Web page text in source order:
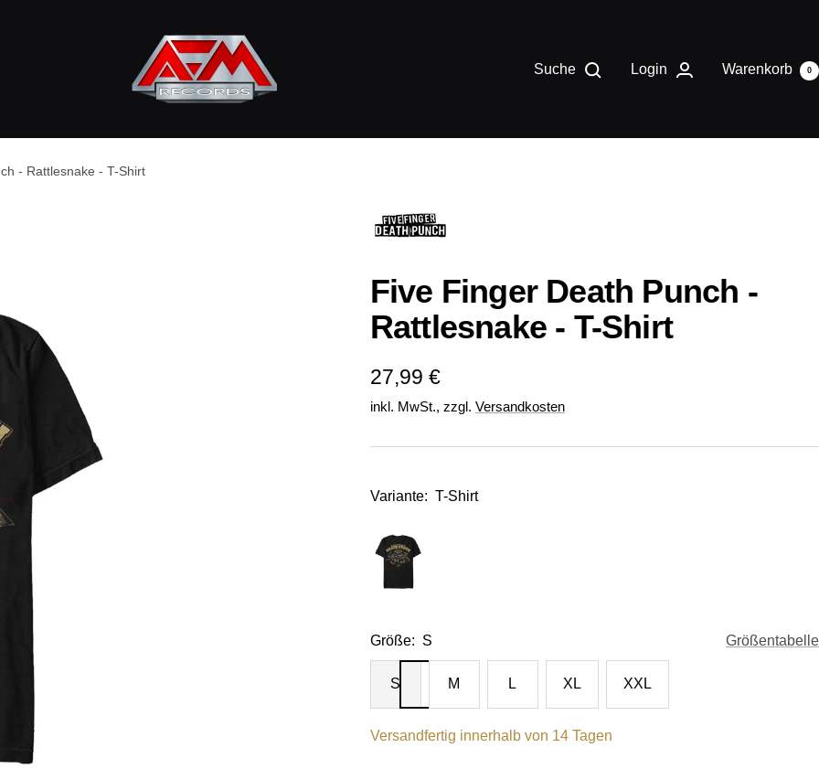
Records
Suche Login Warenkorb 0
- Rattlesnake - T-Shirt
Five Finger Death Punch -
Rattlesnake - T-Shirt
Angebotspreis
27,99 €
inkl. MwSt., zzgl. Versandkosten
Variante: T-Shirt
Größe: S Größentabelle
S M L XL XXL
Versandfertig innerhalb von 14 Tagen